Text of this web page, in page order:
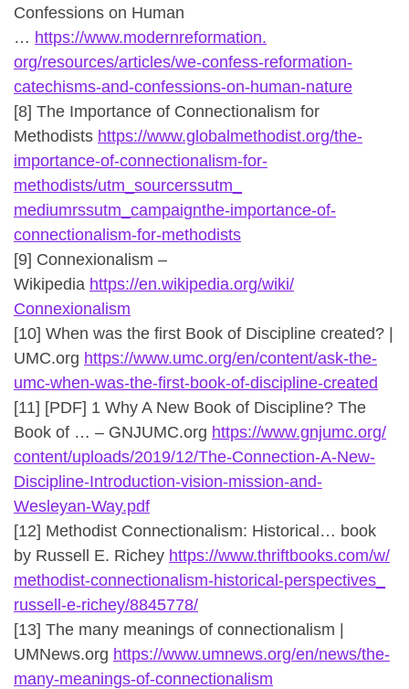
Confessions on Human
… https://www.modernreformation.
org/resources/articles/we-confess-reformation-
catechisms-and-confessions-on-human-nature
[8] The Importance of Connectionalism for
Methodists https://www.globalmethodist.org/the-
importance-of-connectionalism-for-
methodists/utm_sourcerssutm_
mediumrssutm_campaignthe-importance-of-
connectionalism-for-methodists
[9] Connexionalism –
Wikipedia https://en.wikipedia.org/wiki/
Connexionalism
[10] When was the first Book of Discipline created? |
UMC.org https://www.umc.org/en/content/ask-the-
umc-when-was-the-first-book-of-discipline-created
[11] [PDF] 1 Why A New Book of Discipline? The
Book of … – GNJUMC.org https://www.gnjumc.org/
content/uploads/2019/12/The-Connection-A-New-
Discipline-Introduction-vision-mission-and-
Wesleyan-Way.pdf
[12] Methodist Connectionalism: Historical… book
by Russell E. Richey https://www.thriftbooks.com/w/
methodist-connectionalism-historical-perspectives_
russell-e-richey/8845778/
[13] The many meanings of connectionalism |
UMNews.org https://www.umnews.org/en/news/the-
many-meanings-of-connectionalism